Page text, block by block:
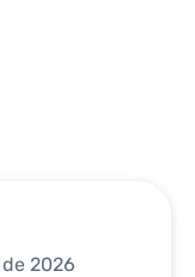
2026